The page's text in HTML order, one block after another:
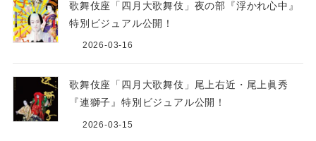
歌舞伎座「四月大歌舞伎」夜の部『浮かれ心中』
特別ビジュアル公開！
2026-03-16
歌舞伎座「四月大歌舞伎」尾上右近・尾上眞秀
『連獅子』特別ビジュアル公開！
2026-03-15